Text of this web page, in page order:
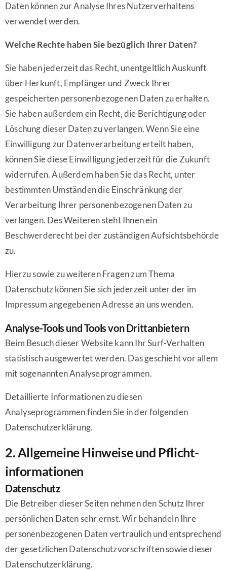
Daten können zur Analyse Ihres Nutzerverhaltens
verwendet werden.
Welche Rechte haben Sie bezüglich Ihrer Daten?
Sie haben jederzeit das Recht, unentgeltlich Auskunft
über Herkunft, Empfänger und Zweck Ihrer
gespeicherten personenbezogenen Daten zu erhalten.
Sie haben außerdem ein Recht, die Berichtigung oder
Löschung dieser Daten zu verlangen. Wenn Sie eine
Einwilligung zur Datenverarbeitung erteilt haben,
können Sie diese Einwilligung jederzeit für die Zukunft
widerrufen. Außerdem haben Sie das Recht, unter
bestimmten Umständen die Einschränkung der
Verarbeitung Ihrer personenbezogenen Daten zu
verlangen. Des Weiteren steht Ihnen ein
Beschwerderecht bei der zuständigen Aufsichtsbehörde
zu.
Hierzu sowie zu weiteren Fragen zum Thema
Datenschutz können Sie sich jederzeit unter der im
Impressum angegebenen Adresse an uns wenden.
Analyse-Tools und Tools von Dritt­anbietern
Beim Besuch dieser Website kann Ihr Surf-Verhalten
statistisch ausgewertet werden. Das geschieht vor allem
mit sogenannten Analyseprogrammen.
Detaillierte Informationen zu diesen
Analyseprogrammen finden Sie in der folgenden
Datenschutzerklärung.
2. Allgemeine Hinweise und Pflicht­
informationen
Datenschutz
Die Betreiber dieser Seiten nehmen den Schutz Ihrer
persönlichen Daten sehr ernst. Wir behandeln Ihre
personenbezogenen Daten vertraulich und entsprechend
der gesetzlichen Datenschutzvorschriften sowie dieser
Datenschutzerklärung.